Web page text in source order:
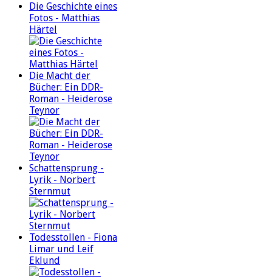
Die Geschichte eines
Fotos - Matthias
Härtel
Die Macht der
Bücher: Ein DDR-
Roman - Heiderose
Teynor
Schattensprung -
Lyrik - Norbert
Sternmut
Todesstollen - Fiona
Limar und Leif
Eklund